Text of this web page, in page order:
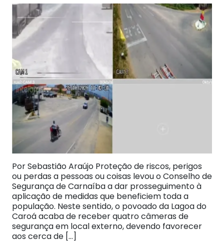
Por Sebastião Araújo Proteção de riscos, perigos
ou perdas a pessoas ou coisas levou o Conselho de
Segurança de Carnaíba a dar prosseguimento à
aplicação de medidas que beneficiem toda a
população. Neste sentido, o povoado da Lagoa do
Caroá acaba de receber quatro câmeras de
segurança em local externo, devendo favorecer
aos cerca de […]